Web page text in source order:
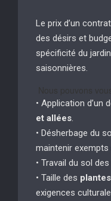
Le prix d’un
des désirs et
spécificité du
saisonnières.
• Application d’un
et allées
• Désherbage du
maintenir exempts
• Travail du sol
• Taille des
exigences